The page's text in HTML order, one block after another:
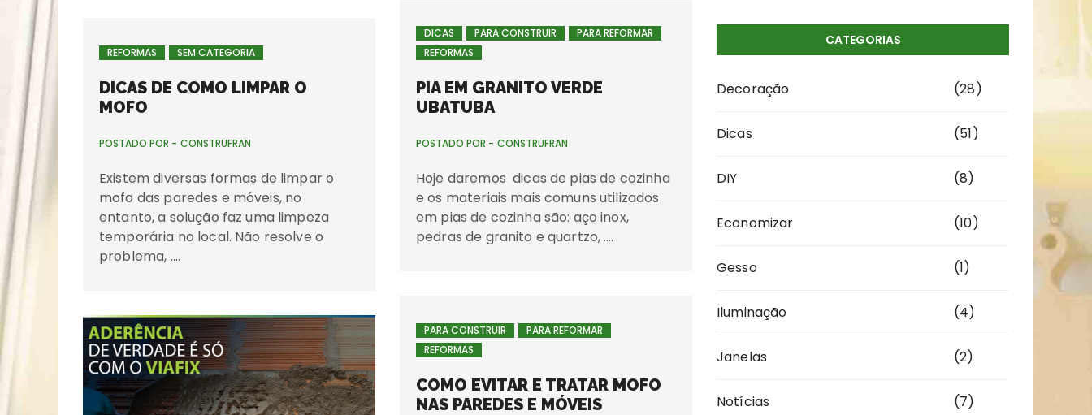
DICAS PARA CONSTRUIR
PARA REFORMAR
REFORMAS
PIA EM GRANITO VERDE
UBATUBA
POSTADO POR - CONSTRUFRAN
Hoje daremos dicas de pias de cozinha
e os materiais mais comuns utilizados
em pias de cozinha são: aço inox,
pedras de granito e quartzo, ….
REFORMAS SEM CATEGORIA
DICAS DE COMO LIMPAR O
MOFO
POSTADO POR - CONSTRUFRAN
Existem diversas formas de limpar o
mofo das paredes e móveis, no
entanto, a solução faz uma limpeza
temporária no local. Não resolve o
problema, ….
PARA CONSTRUIR
PARA REFORMAR
REFORMAS
COMO EVITAR E TRATAR MOFO
NAS PAREDES E MÓVEIS
CATEGORIAS
Decoração (28)
Dicas (51)
DIY (8)
Economizar (10)
Gesso (1)
Iluminação (4)
Janelas (2)
Notícias (7)